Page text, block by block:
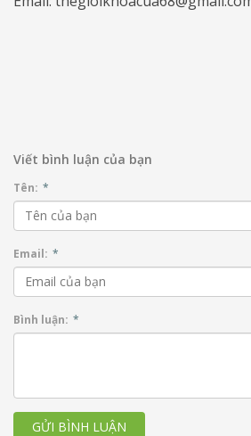
Viết bình luận của bạn
Tên: *
Email: *
Bình luận: *
GỬI BÌNH LUẬN